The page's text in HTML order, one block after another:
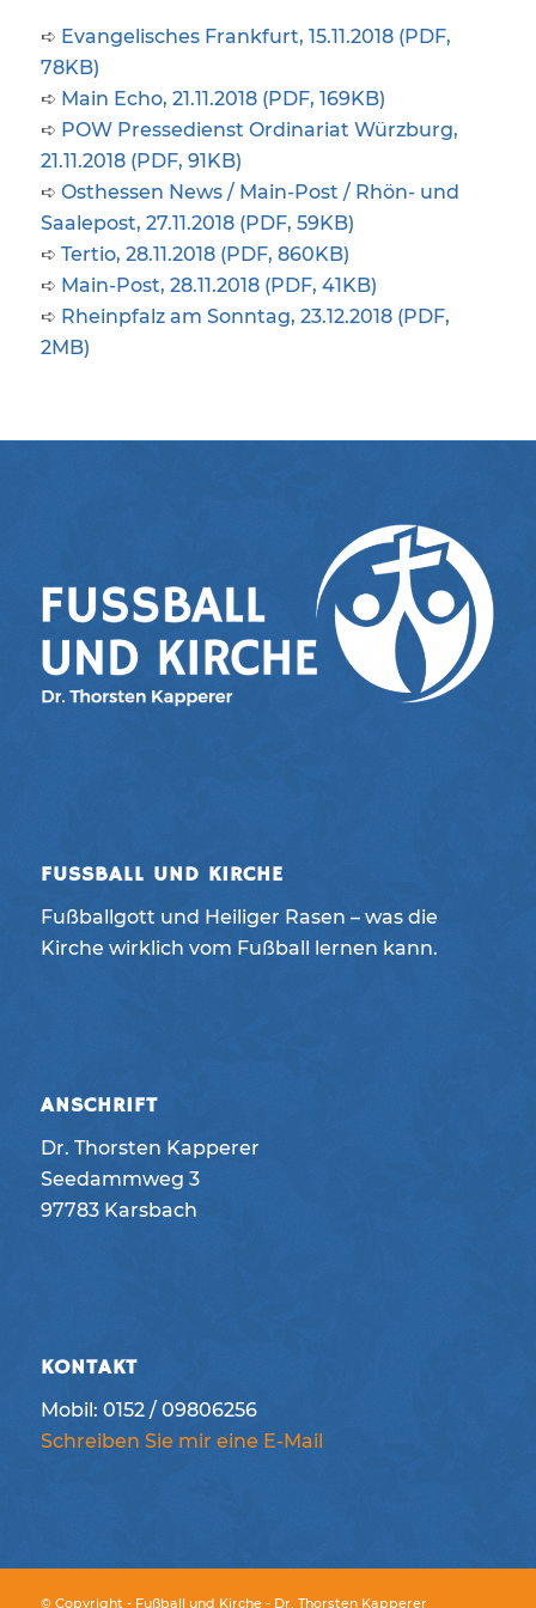
➪ Evangelisches Frankfurt, 15.11.2018 (PDF,
78KB)
➪ Main Echo, 21.11.2018 (PDF, 169KB)
➪ POW Pressedienst Ordinariat Würzburg,
21.11.2018 (PDF, 91KB)
➪ Osthessen News / Main-Post / Rhön- und
Saalepost, 27.11.2018 (PDF, 59KB)
➪ Tertio, 28.11.2018 (PDF, 860KB)
➪ Main-Post, 28.11.2018 (PDF, 41KB)
➪ Rheinpfalz am Sonntag, 23.12.2018 (PDF,
2MB)
FUSSBALL UND KIRCHE
Fußballgott und Heiliger Rasen – was die
Kirche wirklich vom Fußball lernen kann.
ANSCHRIFT
Dr. Thorsten Kapperer
Seedammweg 3
97783 Karsbach
KONTAKT
Mobil: 0152 / 09806256
Schreiben Sie mir eine E-Mail
© Copyright - Fußball und Kirche - Dr. Thorsten Kapperer